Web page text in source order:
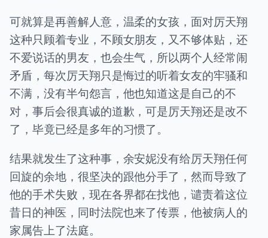
可就算是再善解人意，温柔的女孩，面对厉天翔
这种只顾着专业，不顾女朋友，又不够体贴，还
不爱说话的男友，也会生气，所以两个人经常闹
矛盾，每次厉天翔只是悔过的听着女友的牢骚和
不满，没有半句怨言，他也知道这是自己的不
对，事后会很真诚的道歉，可是厉天翔还是改不
了，毕竟已经是多年的习惯了。
结果就发生了这种事，余安妮没有给厉天翔任何
回旋的余地，很坚决的跟他分手了，然而导致了
他的手术失败，现在各界都在找他，谴责着这位
昔日的神医，同时法院也来了传票，他被病人的
家属告上了法庭。